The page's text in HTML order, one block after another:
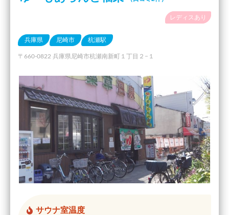
レディスあり
兵庫県 尼崎市 杭瀬駅
〒660-0822 兵庫県尼崎市杭瀬南新町１丁目２−１
サウナ室温度